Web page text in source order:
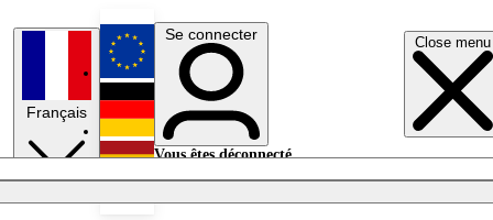
Close menu
Français
English
Deutsch
Se connecter
Vous êtes déconnecté.